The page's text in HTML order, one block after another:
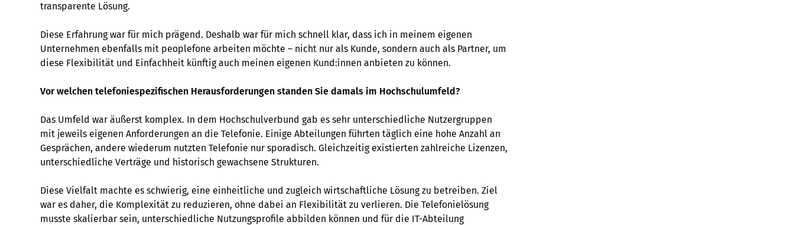
transparente Lösung.
Diese Erfahrung war für mich prägend. Deshalb war für mich schnell klar, dass ich in meinem eigenen
Unternehmen ebenfalls mit peoplefone arbeiten möchte – nicht nur als Kunde, sondern auch als Partner, um
diese Flexibilität und Einfachheit künftig auch meinen eigenen Kund:innen anbieten zu können.
Vor welchen telefoniespezifischen Herausforderungen standen Sie damals im Hochschulumfeld?
Das Umfeld war äußerst komplex. In dem Hochschulverbund gab es sehr unterschiedliche Nutzergruppen
mit jeweils eigenen Anforderungen an die Telefonie. Einige Abteilungen führten täglich eine hohe Anzahl an
Gesprächen, andere wiederum nutzten Telefonie nur sporadisch. Gleichzeitig existierten zahlreiche Lizenzen,
unterschiedliche Verträge und historisch gewachsene Strukturen.
Diese Vielfalt machte es schwierig, eine einheitliche und zugleich wirtschaftliche Lösung zu betreiben. Ziel
war es daher, die Komplexität zu reduzieren, ohne dabei an Flexibilität zu verlieren. Die Telefonielösung
musste skalierbar sein, unterschiedliche Nutzungsprofile abbilden können und für die IT-Abteilung